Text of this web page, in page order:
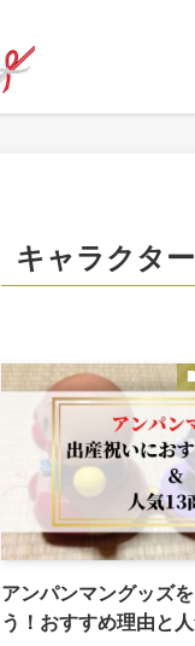
キャラクター
アンパンマングッズ
う！おすすめ理由と